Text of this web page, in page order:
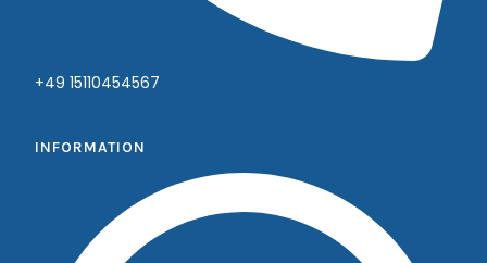
+49 15110454567
INFORMATION